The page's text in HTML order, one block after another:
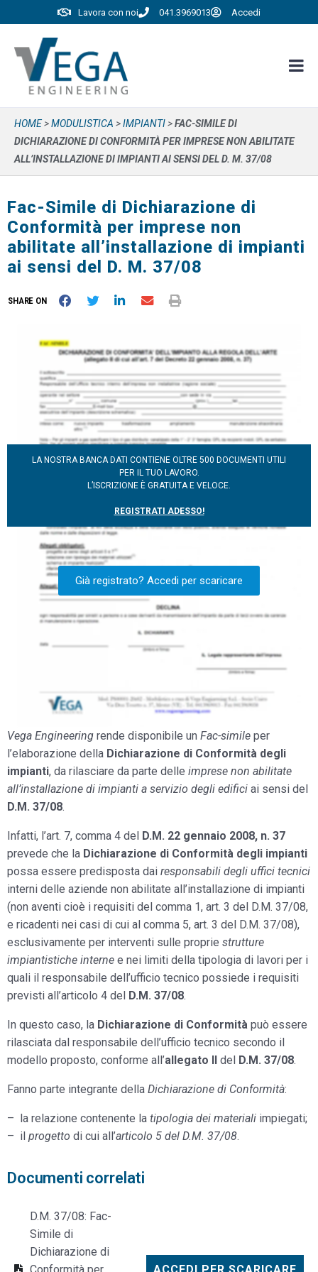
Lavora con noi 041.3969013 Accedi
HOME>MODULISTICA >IMPIANTI>FAC-SIMILE DI
DICHIARAZIONE DI CONFORMITÀ PER IMPRESE NON ABILITATE
ALL’INSTALLAZIONE DI IMPIANTI AI SENSI DEL D. M. 37/08
Fac-Simile di Dichiarazione di
Conformità per imprese non
abilitate all’installazione di impianti
ai sensi del D. M. 37/08
SHARE ON
LA NOSTRA BANCA DATI CONTIENE OLTRE 500 DOCUMENTI UTILI
PER IL TUO LAVORO.
L’ISCRIZIONE È GRATUITA E VELOCE.
REGISTRATI ADESSO!
Già registrato? Accedi per scaricare
Vega Engineering rende disponibile un Fac-simile per
l’elaborazione della Dichiarazione di Conformità degli
impianti, da rilasciare da parte delle imprese non abilitate
all’installazione di impianti a servizio degli edifici ai sensi del
D.M. 37/08.
Infatti, l’art. 7, comma 4 del
D.M. 22 gennaio 2008, n. 37
prevede che la Dichiarazione di Conformità degli impianti
possa essere predisposta dai responsabili degli uffici tecnici
interni delle aziende non abilitate all’installazione di impianti
(non aventi cioè i requisiti del comma 1, art. 3 del D.M. 37/08,
e ricadenti nei casi di cui al comma 5, art. 3 del D.M. 37/08),
esclusivamente per interventi sulle proprie strutture
impiantistiche interne e nei limiti della tipologia di lavori per i
quali il responsabile dell’ufficio tecnico possiede i requisiti
previsti all’articolo 4 del
D.M. 37/08.
In questo caso, la Dichiarazione di Conformità può essere
rilasciata dal responsabile dell’ufficio tecnico secondo il
modello proposto, conforme all’allegato II del D.M. 37/08.
Fanno parte integrante della Dichiarazione di Conformità:
– la relazione contenente la tipologia dei materiali impiegati;
– il progetto di cui all’articolo 5 del D.M. 37/08.
Documenti correlati
D.M. 37/08: Fac-
Simile di
Dichiarazione di